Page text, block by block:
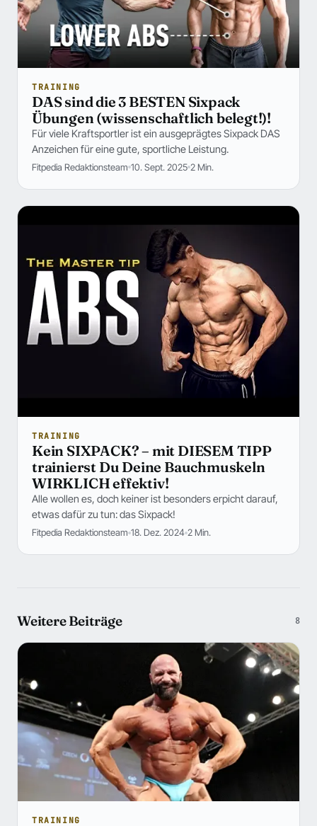
TRAINING
DAS sind die 3 BESTEN Sixpack
Übungen (wissenschaftlich belegt!)!
Für viele Kraftsportler ist ein ausgeprägtes Sixpack DAS
Anzeichen für eine gute, sportliche Leistung.
Fitpedia Redaktionsteam 10. Sept. 2025 2 Min.
TRAINING
Kein SIXPACK? – mit DIESEM TIPP
trainierst Du Deine Bauchmuskeln
WIRKLICH effektiv!
Alle wollen es, doch keiner ist besonders erpicht darauf,
etwas dafür zu tun: das Sixpack!
Fitpedia Redaktionsteam 18. Dez. 2024 2 Min.
Weitere Beiträge 8
TRAINING